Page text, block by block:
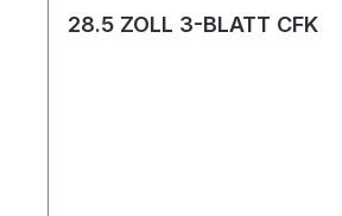
28.5 ZOLL 3-BLATT CFK